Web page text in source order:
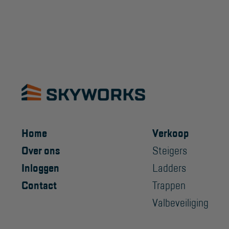
Home
Over ons
Inloggen
Contact
Verkoop
Steigers
Ladders
Trappen
Valbeveiliging